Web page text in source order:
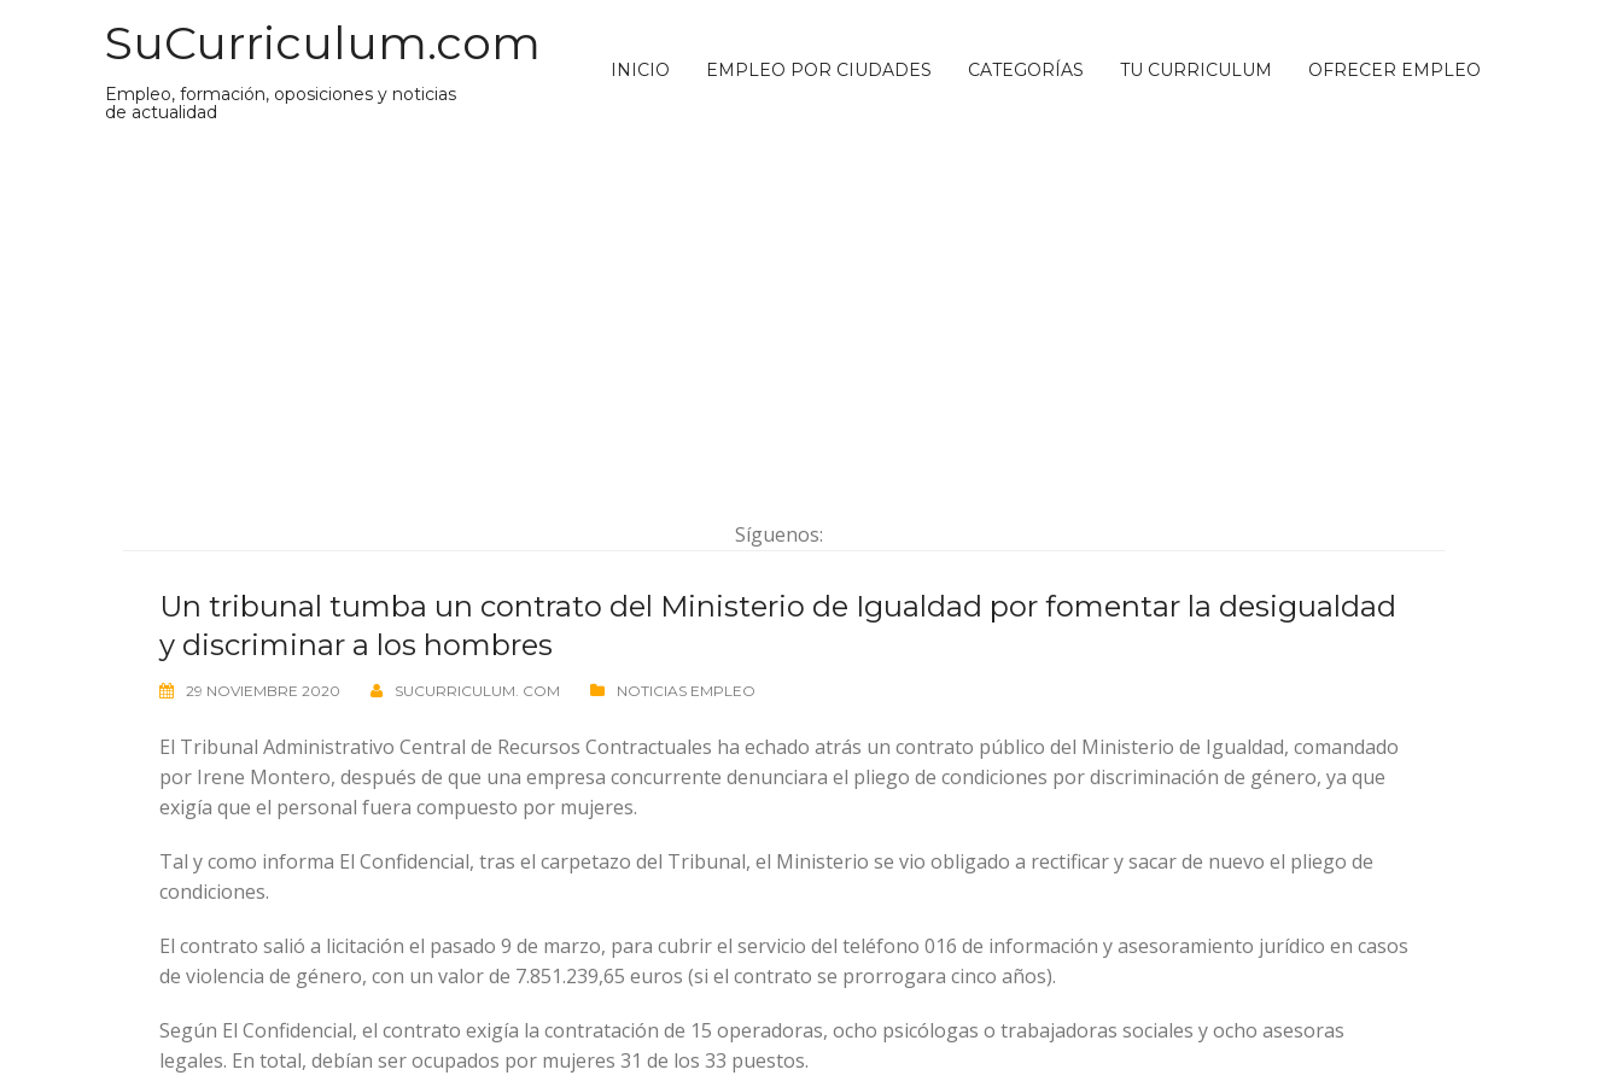
SuCurriculum.com
Empleo, formación, oposiciones y noticias
de actualidad
INICIO EMPLEO POR CIUDADES CATEGORÍAS TU CURRICULUM OFRECER EMPLEO
Síguenos:
Un tribunal tumba un contrato del Ministerio de Igualdad por fomentar la desigualdad
y discriminar a los hombres
29 NOVIEMBRE 2020 SUCURRICULUM. COM NOTICIAS EMPLEO
El Tribunal Administrativo Central de Recursos Contractuales ha echado atrás un contrato público del Ministerio de Igualdad, comandado
por Irene Montero, después de que una empresa concurrente denunciara el pliego de condiciones por discriminación de género, ya que
exigía que el personal fuera compuesto por mujeres.
Tal y como informa El Confidencial, tras el carpetazo del Tribunal, el Ministerio se vio obligado a rectificar y sacar de nuevo el pliego de
condiciones.
El contrato salió a licitación el pasado 9 de marzo, para cubrir el servicio del teléfono 016 de información y asesoramiento jurídico en casos
de violencia de género, con un valor de 7.851.239,65 euros (si el contrato se prorrogara cinco años).
Según El Confidencial, el contrato exigía la contratación de 15 operadoras, ocho psicólogas o trabajadoras sociales y ocho asesoras
legales. En total, debían ser ocupados por mujeres 31 de los 33 puestos.